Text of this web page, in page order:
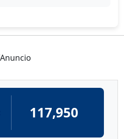
117,950